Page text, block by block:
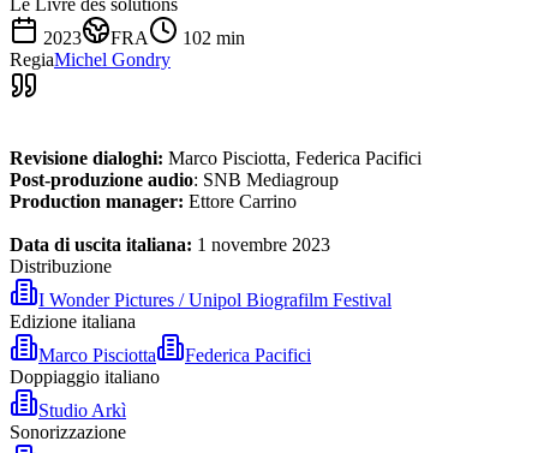
2023
FRA 102 min
RegiaMichel Gondry
Revisione dialoghi: Marco Pisciotta, Federica Pacifici
Post-produzione audio: SNB Mediagroup
Production manager: Ettore Carrino
Data di uscita italiana: 1 novembre 2023
Distribuzione
I Wonder Pictures / Unipol Biografilm Festival
Edizione italiana
Marco Pisciotta
Federica Pacifici
Doppiaggio italiano
Studio Arkì
Sonorizzazione